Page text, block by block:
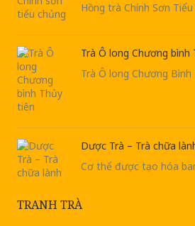
Hồng trà Chính Sơn
Trà Ô long Chương bình
Trà Ô long Chương
Dược Trà – Trà chữa
Cơ thể được tạo hóa
TRANH TRÀ